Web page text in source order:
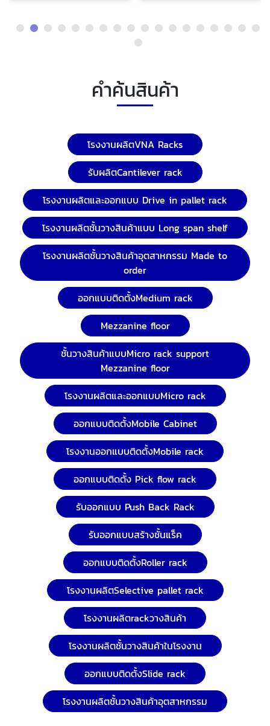
คำค้นสินค้า
โรงงานผลิตVNA Racks
รับผลิตCantilever rack
โรงงานผลิตและออกแบบ Drive in pallet rack
โรงงานผลิตชั้นวางสินค้าแบบ Long span shelf
โรงงานผลิตชั้นวางสินค้าอุตสาหกรรม Made to
order
ออกแบบติดตั้งMedium rack
Mezzanine floor
ชั้นวางสินค้าแบบMicro rack support
Mezzanine floor
โรงงานผลิตและออกแบบMicro rack
ออกแบบติดตั้งMobile Cabinet
โรงงานออกแบบติดตั้งMobile rack
ออกแบบติดตั้ง Pick flow rack
รับออกแบบ Push Back Rack
รับออกแบบสร้างชั้นแร็ค
ออกแบบติดตั้งRoller rack
โรงงานผลิตSelective pallet rack
โรงงานผลิตrackวางสินค้า
โรงงานผลิตชั้นวางสินค้าในโรงงาน
ออกแบบติดตั้งSlide rack
โรงงานผลิตชั้นวางสินค้าอุตสาหกรรม